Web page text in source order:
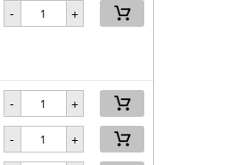
- +
- +
- +